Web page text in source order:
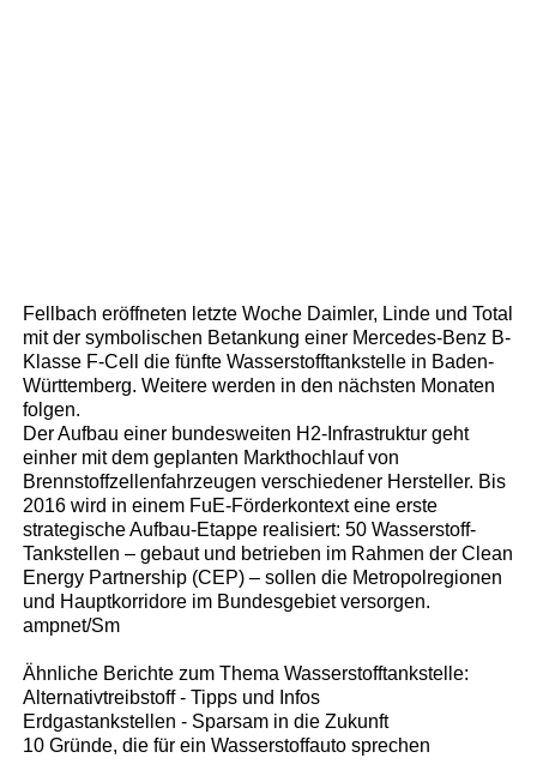
Fellbach eröffneten letzte Woche Daimler, Linde und Total
mit der symbolischen Betankung einer Mercedes-Benz B-
Klasse F-Cell die fünfte Wasserstofftankstelle in Baden-
Württemberg. Weitere werden in den nächsten Monaten
folgen.
Der Aufbau einer bundesweiten H2-Infrastruktur geht
einher mit dem geplanten Markthochlauf von
Brennstoffzellenfahrzeugen verschiedener Hersteller. Bis
2016 wird in einem FuE-Förderkontext eine erste
strategische Aufbau-Etappe realisiert: 50 Wasserstoff-
Tankstellen – gebaut und betrieben im Rahmen der Clean
Energy Partnership (CEP) – sollen die Metropolregionen
und Hauptkorridore im Bundesgebiet versorgen.
ampnet/Sm
Ähnliche Berichte zum Thema Wasserstofftankstelle:
Alternativtreibstoff - Tipps und Infos
Erdgastankstellen - Sparsam in die Zukunft
10 Gründe, die für ein Wasserstoffauto sprechen